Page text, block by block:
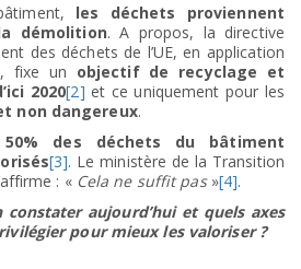
les déchets proviennent
démolition. A propos, la directive
des déchets de l’UE, en application
fixe un objectif de recyclage et
2020[2] et ce uniquement pour les
non dangereux.
des déchets du bâtiment
[3]. Le ministère de la Transition
: « Cela ne suffit pas »[4].
constater aujourd’hui et quels axes
pour mieux les valoriser ?